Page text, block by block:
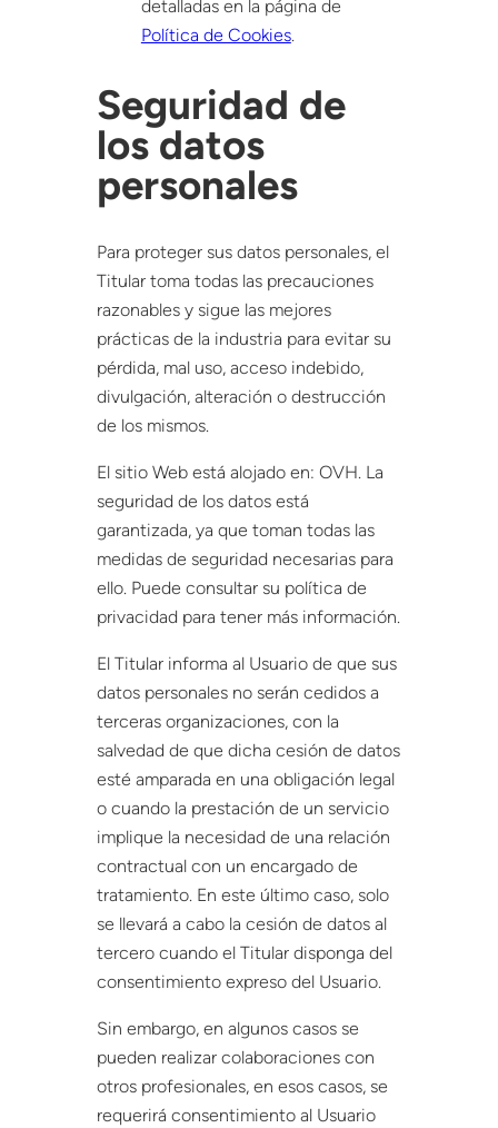
detalladas en la página de
Política de Cookies.
Seguridad de
los datos
personales
Para proteger sus datos personales, el
Titular toma todas las precauciones
razonables y sigue las mejores
prácticas de la industria para evitar su
pérdida, mal uso, acceso indebido,
divulgación, alteración o destrucción
de los mismos.
El sitio Web está alojado en: OVH. La
seguridad de los datos está
garantizada, ya que toman todas las
medidas de seguridad necesarias para
ello. Puede consultar su política de
privacidad para tener más información.
El Titular informa al Usuario de que sus
datos personales no serán cedidos a
terceras organizaciones, con la
salvedad de que dicha cesión de datos
esté amparada en una obligación legal
o cuando la prestación de un servicio
implique la necesidad de una relación
contractual con un encargado de
tratamiento. En este último caso, solo
se llevará a cabo la cesión de datos al
tercero cuando el Titular disponga del
consentimiento expreso del Usuario.
Sin embargo, en algunos casos se
pueden realizar colaboraciones con
otros profesionales, en esos casos, se
requerirá consentimiento al Usuario